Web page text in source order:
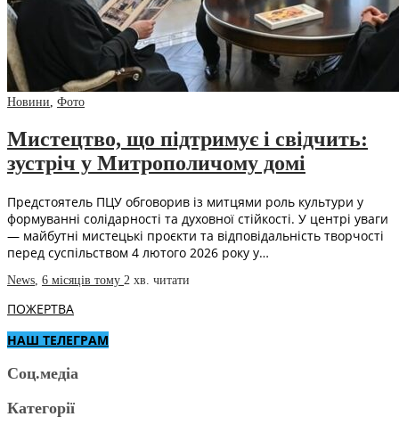
Новини, Фото
Мистецтво, що підтримує і свідчить:
зустріч у Митрополичому домі
Предстоятель ПЦУ обговорив із митцями роль культури у
формуванні солідарності та духовної стійкості. У центрі уваги
— майбутні мистецькі проєкти та відповідальність творчості
перед суспільством 4 лютого 2026 року у…
News, 6 місяців тому 2 хв. читати
ПОЖЕРТВА
НАШ ТЕЛЕГРАМ
Соц.медіа
Категорії